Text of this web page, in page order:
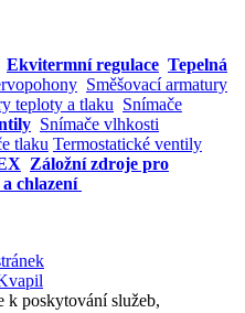
Ekvitermní regulace Tepelná
Směšovací armatury
teploty a tlaku Snímače
Snímače vlhkosti
tlaku Termostatické ventily
Záložní zdroje pro
chlazení
k poskytování služeb,